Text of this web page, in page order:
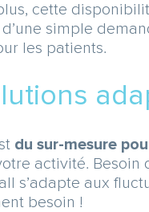
cette
simple
les patients.
du sur-mesure
activité. Besoin
s’adapte aux
besoin !